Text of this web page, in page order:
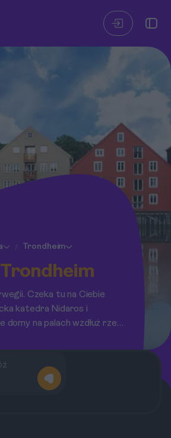
/ Trondheim
Trondheim
Czeka tu na Ciebie
katedra Nidaros i
domy na palach wzdłuż rzeki